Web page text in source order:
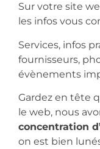
Sur votre site
les infos vous
Services, infos
fournisseurs,
évènements
Gardez en tête
le web, nous
concentration
on est bien